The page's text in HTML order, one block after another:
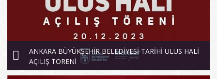
ANKARA BÜYÜKŞEHİR BELEDİYESİ TARİHİ ULUS HALİ
AÇILIŞ TÖRENİ